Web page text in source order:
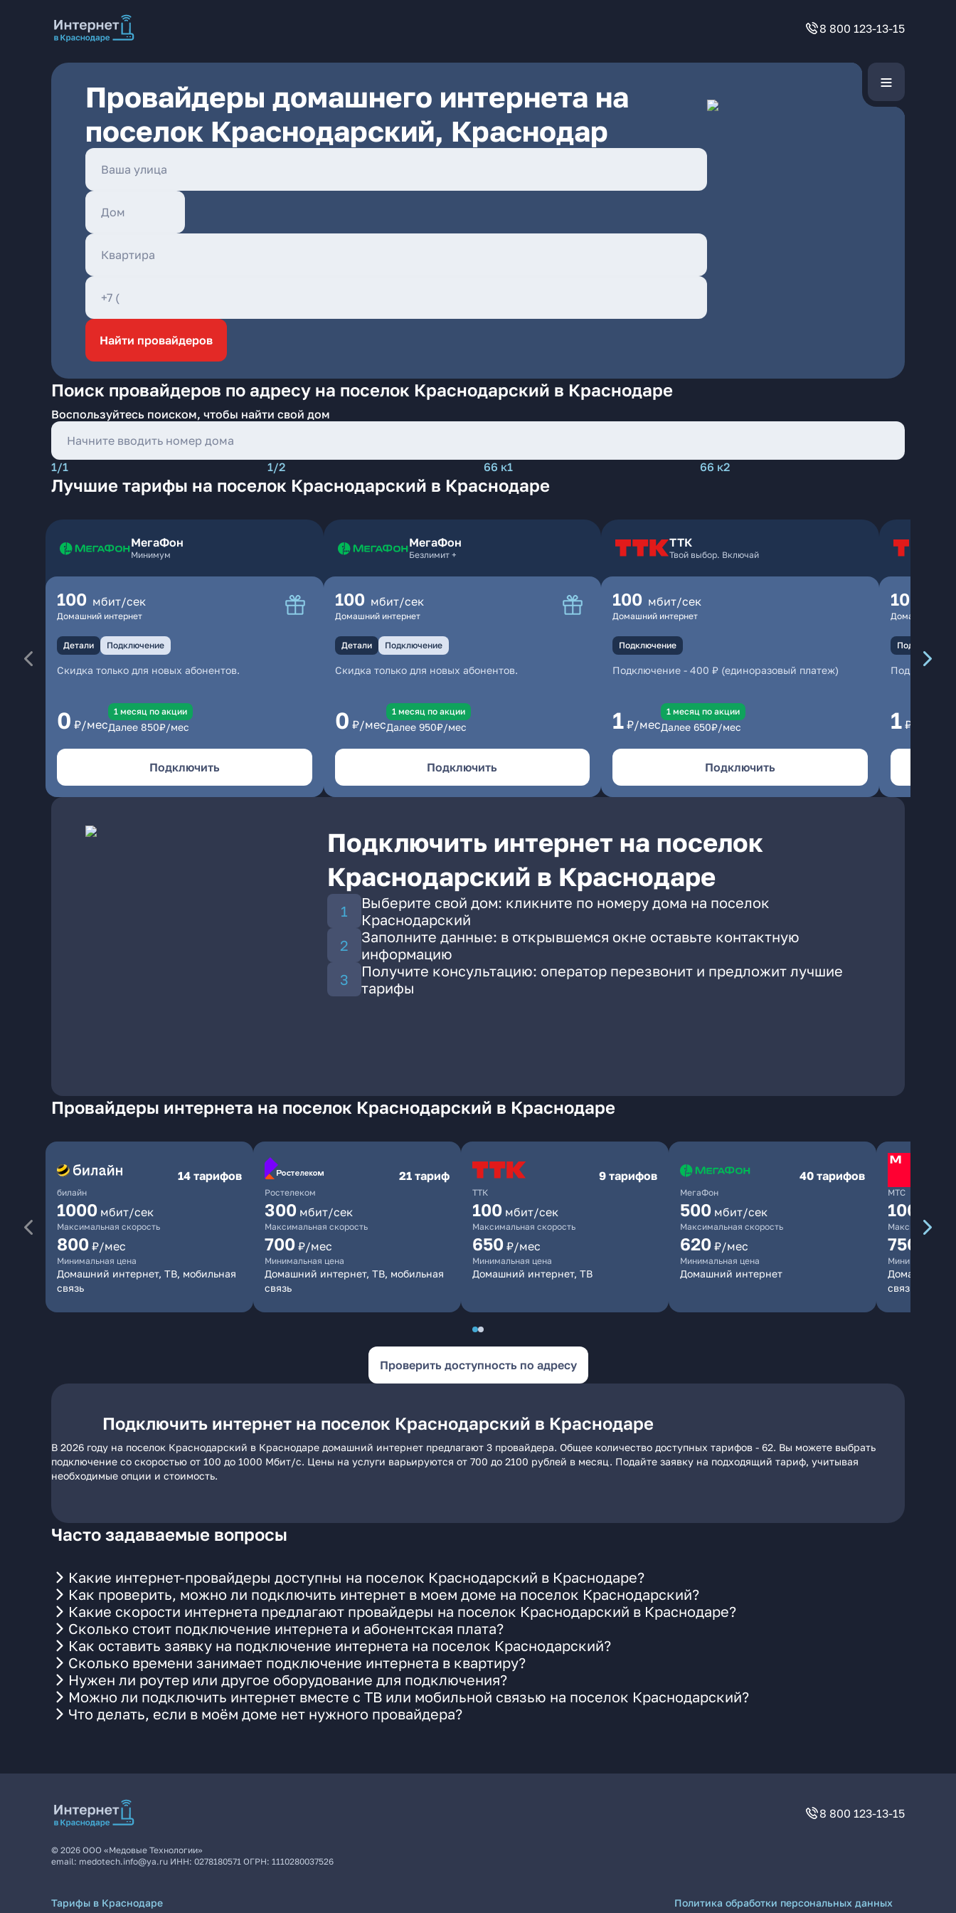
8 800 123-13-15
Провайдеры домашнего интернета на
поселок Краснодарский, Краснодар
Найти провайдеров
Поиск провайдеров по адресу на поселок Краснодарский в Краснодаре
Воспользуйтесь поиском, чтобы найти свой дом
1/1 1/2 66 к1 66 к2
Лучшие тарифы на поселок Краснодарский в Краснодаре
МегаФон
Минимум
100 мбит/сек
Домашний интернет
Детали Подключение
Скидка только для новых абонентов.
0 ₽/мес
1 месяц по акции
Далее 850₽/мес
Подключить
МегаФон
Безлимит +
100 мбит/сек
Домашний интернет
Детали Подключение
Скидка только для новых абонентов.
0 ₽/мес
1 месяц по акции
Далее 950₽/мес
Подключить
ТТК
Твой выбор. Включай
100 мбит/сек
Домашний интернет
Подключение
Подключение - 400 ₽ (единоразовый платеж)
1 ₽/мес
1 месяц по акции
Далее 650₽/мес
Подключить
100
Домашний
Подключение
1 ₽/мес
Подключить интернет на поселок
Краснодарский в Краснодаре
Выберите свой дом: кликните по номеру дома на поселок
Краснодарский
Заполните данные: в открывшемся окне оставьте контактную
информацию
Получите консультацию: оператор перезвонит и предложит лучшие
тарифы
Провайдеры интернета на поселок Краснодарский в Краснодаре
билайн
14 тарифов
1000 мбит/сек
Максимальная скорость
800 ₽/мес
Минимальная цена
Домашний интернет, ТВ, мобильная
связь
Ростелеком
21 тариф
300 мбит/сек
Максимальная скорость
700 ₽/мес
Минимальная цена
Домашний интернет, ТВ, мобильная
связь
ТТК
9 тарифов
100 мбит/сек
Максимальная скорость
650 ₽/мес
Минимальная цена
Домашний интернет, ТВ
МегаФон
40 тарифов
500 мбит/сек
Максимальная скорость
620 ₽/мес
Минимальная цена
Домашний интернет
МТС
1000
Максимальная
750
Минимальная
Домашний
связь
Проверить доступность по адресу
Подключить интернет на поселок Краснодарский в Краснодаре
В 2026 году на поселок Краснодарский в Краснодаре домашний интернет предлагают 3 провайдера. Общее количество доступных тарифов - 62. Вы можете выбрать
подключение со скоростью от 100 до 1000 Мбит/с. Цены на услуги варьируются от 700 до 2100 рублей в месяц. Подайте заявку на подходящий тариф, учитывая
необходимые опции и стоимость.
Часто задаваемые вопросы
Какие интернет-провайдеры доступны на поселок Краснодарский в Краснодаре?
Как проверить, можно ли подключить интернет в моем доме на поселок Краснодарский?
Какие скорости интернета предлагают провайдеры на поселок Краснодарский в Краснодаре?
Сколько стоит подключение интернета и абонентская плата?
Как оставить заявку на подключение интернета на поселок Краснодарский?
Сколько времени занимает подключение интернета в квартиру?
Нужен ли роутер или другое оборудование для подключения?
Можно ли подключить интернет вместе с ТВ или мобильной связью на поселок Краснодарский?
Что делать, если в моём доме нет нужного провайдера?
8 800 123-13-15
© 2026 ООО «Медовые Технологии»
email: medotech.info@ya.ru ИНН: 0278180571 ОГРН: 1110280037526
Тарифы в Краснодаре
Политика обработки персональных данных